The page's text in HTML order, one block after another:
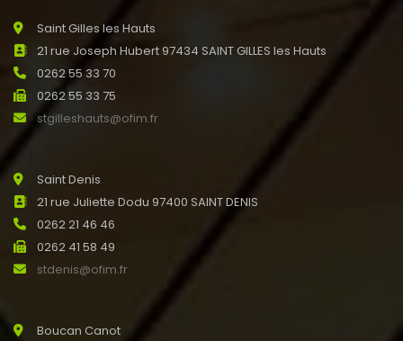
Saint Gilles les Hauts
21 rue Joseph Hubert 97434 SAINT GILLES les Hauts
0262 55 33 70
0262 55 33 75
stgilleshauts@ofim.fr
Saint Denis
21 rue Juliette Dodu 97400 SAINT DENIS
0262 21 46 46
0262 41 58 49
stdenis@ofim.fr
Boucan Canot